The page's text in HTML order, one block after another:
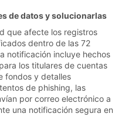
de datos y solucionarlas
que afecte los registros
dentro de las 72
notificación incluye hechos
los titulares de cuentas
fondos y detalles
de phishing, las
por correo electrónico a
una notificación segura en